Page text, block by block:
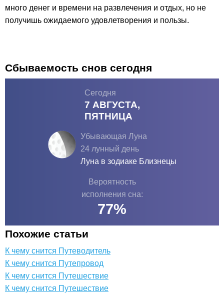
много денег и времени на развлечения и отдых, но не
получишь ожидаемого удовлетворения и пользы.
Сбываемость снов сегодня
Сегодня
7 АВГУСТА,
ПЯТНИЦА
Убывающая Луна
24 лунный день
Луна в зодиаке Близнецы
Вероятность
исполнения сна:
77%
Похожие статьи
К чему снится Путеводитель
К чему снится Путепровод
К чему снится Путешествие
К чему снится Путешествие